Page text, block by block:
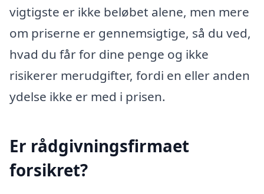
vigtigste er ikke beløbet alene, men mere
om priserne er gennemsigtige, så du ved,
hvad du får for dine penge og ikke
risikerer merudgifter, fordi en eller anden
ydelse ikke er med i prisen.
Er rådgivningsfirmaet
forsikret?